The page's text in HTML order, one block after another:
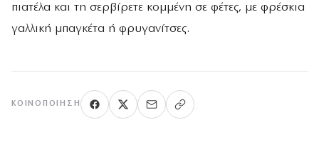
πιατέλα και τη σερβίρετε κοµµένη σε φέτες, µε φρέσκια
γαλλική µπαγκέτα ή φρυγανίτσες.
ΚΟΙΝΟΠΟΊΗΣΗ